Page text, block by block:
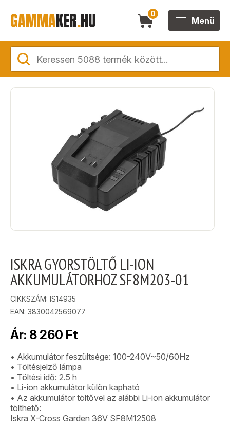
GAMMAKER.HU 0
Menü
ISKRA GYORSTÖLTŐ LI-ION
AKKUMULÁTORHOZ SF8M203-01
CIKKSZÁM: IS14935
EAN: 3830042569077
Ár: 8 260 Ft
• Akkumulátor feszültsége: 100-240V~50/60Hz
• Töltésjelző lámpa
• Töltési idő: 2.5 h
• Li-ion akkumulátor külön kapható
• Az akkumulátor töltővel az alábbi Li-ion akkumulátor
tölthető:
Iskra X-Cross Garden 36V SF8M12508